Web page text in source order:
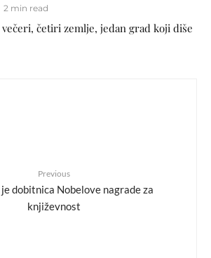
2 min read
večeri, četiri zemlje, jedan grad koji diše
Previous
dobitnica Nobelove nagrade za
književnost